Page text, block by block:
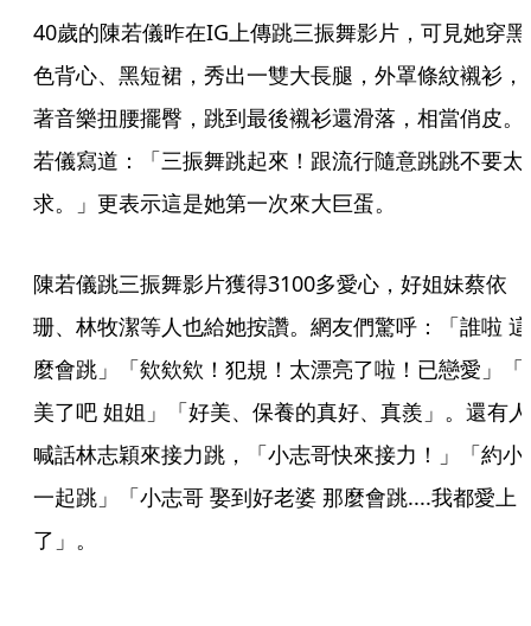
40歲的陳若儀昨在IG上傳跳三振舞影片，可見她穿黑
色背心、黑短裙，秀出一雙大長腿，外罩條紋襯衫，
著音樂扭腰擺臀，跳到最後襯衫還滑落，相當俏皮。
若儀寫道：「三振舞跳起來！跟流行隨意跳跳不要太
求。」更表示這是她第一次來大巨蛋。
陳若儀跳三振舞影片獲得3100多愛心，好姐妹蔡依
珊、林牧潔等人也給她按讚。網友們驚呼：「誰啦 這
麼會跳」「欸欸欸！犯規！太漂亮了啦！已戀愛」「
美了吧 姐姐」「好美、保養的真好、真羨」。還有人
喊話林志穎來接力跳，「小志哥快來接力！」「約小
一起跳」「小志哥 娶到好老婆 那麼會跳....我都愛上
了」。